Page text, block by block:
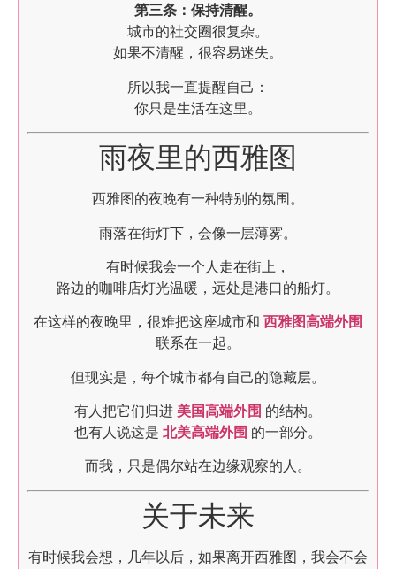
第三条：保持清醒。
城市的社交圈很复杂。
如果不清醒，很容易迷失。
所以我一直提醒自己：
你只是生活在这里。
雨夜里的西雅图
西雅图的夜晚有一种特别的氛围。
雨落在街灯下，会像一层薄雾。
有时候我会一个人走在街上，
路边的咖啡店灯光温暖，远处是港口的船灯。
在这样的夜晚里，很难把这座城市和 西雅图高端外围
联系在一起。
但现实是，每个城市都有自己的隐藏层。
有人把它们归进 美国高端外围 的结构。
也有人说这是 北美高端外围 的一部分。
而我，只是偶尔站在边缘观察的人。
关于未来
有时候我会想，几年以后，如果离开西雅图，我会不会